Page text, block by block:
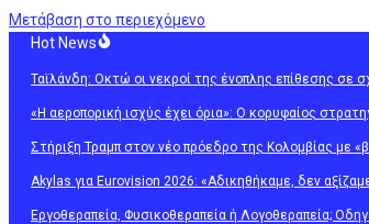
Μετάβαση στο περιεχόμενο
Hot News
Ταϊλάνδη: Οκτώ οι νεκροί της ένοπλης επίθεσης σε
«Η αεροπορική ισχύς έχει όρια»: Ο κορυφαίος
Στήριξη Τραμπ στον νέο πρόεδρο της Κολομβίας με
Akylas για Eurovision 2026: «Aδικηθήκαμε, δεν
Εργοθεραπεία, Φυσικοθεραπεία ή Λογοθεραπεία;